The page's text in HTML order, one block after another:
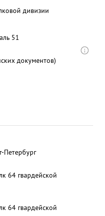
дивизии
51
документов)
Петербург
64 гвардейской
64 гвардейской